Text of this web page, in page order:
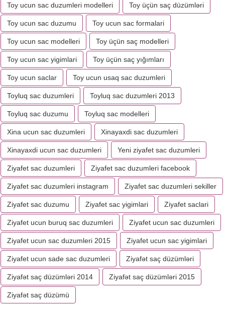
Toy ucun sac duzumleri modelleri Toy üçün saç düzümləri
Toy ucun sac duzumu Toy ucun sac formalari
Toy ucun sac modelleri Toy üçün saç modelleri
Toy ucun sac yigimlari Toy üçün saç yığımları
Toy ucun saclar Toy ucun usaq sac duzumleri
Toyluq sac duzumleri Toyluq sac duzumleri 2013
Toyluq sac duzumu Toyluq sac modelleri
Xina ucun sac duzumleri Xinayaxdi sac duzumleri
Xinayaxdi ucun sac duzumleri Yeni ziyafet sac duzumleri
Ziyafet sac duzumleri Ziyafet sac duzumleri facebook
Ziyafet sac duzumleri instagram Ziyafet sac duzumleri sekiller
Ziyafet sac duzumu Ziyafet sac yigimlari Ziyafet saclari
Ziyafet ucun buruq sac duzumleri Ziyafet ucun sac duzumleri
Ziyafet ucun sac duzumleri 2015 Ziyafet ucun sac yigimlari
Ziyafet ucun sade sac duzumleri Ziyafət saç düzümləri
Ziyafət saç düzümləri 2014 Ziyafət saç düzümləri 2015
Ziyafət saç düzümü